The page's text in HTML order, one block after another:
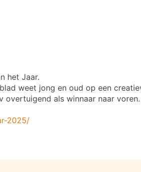
het Jaar.
weet jong en oud op een
overtuigend als winnaar naar voren.
2025/